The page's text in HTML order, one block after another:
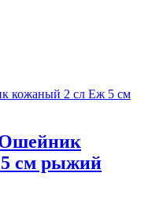
см рыжий